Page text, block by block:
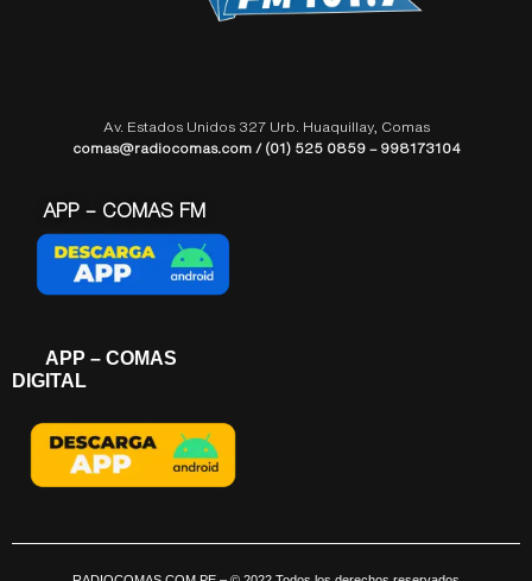
Av. Estados Unidos 327 Urb. Huaquillay, Comas
comas@radiocomas.com / (01) 525 0859 – 998173104
APP – COMAS FM
APP – COMAS
DIGITAL